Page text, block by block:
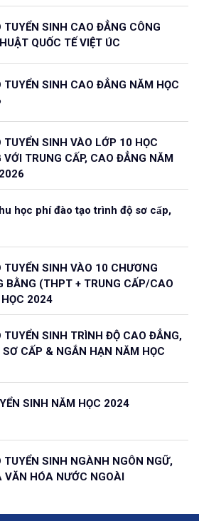
TUYỂN SINH CAO ĐẲNG CÔNG
QUỐC TẾ VIỆT ÚC
TUYỂN SINH CAO ĐẲNG NĂM HỌC
TUYỂN SINH VÀO LỚP 10 HỌC
VỚI TRUNG CẤP, CAO ĐẲNG NĂM
học phí đào tạo trình độ sơ cấp,
TUYỂN SINH VÀO 10 CHƯƠNG
BẰNG (THPT + TRUNG CẤP/CAO
2024
TUYỂN SINH TRÌNH ĐỘ CAO ĐẲNG,
SƠ CẤP & NGẮN HẠN NĂM HỌC
SINH NĂM HỌC 2024
TUYỂN SINH NGÀNH NGÔN NGỮ,
VĂN HÓA NƯỚC NGOÀI